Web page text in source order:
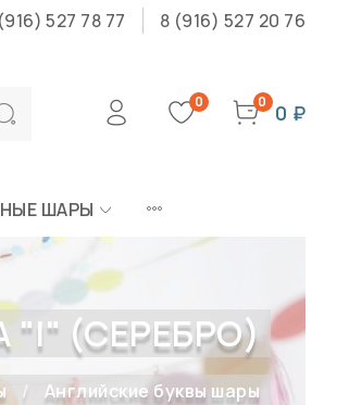
527 78 77 8 (916) 527 20 76
0 0 0 ₽
ШАРЫ
"I" (СЕРЕБРО)
Английские буквы шары